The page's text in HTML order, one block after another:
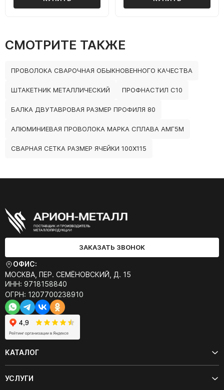
СМОТРИТЕ ТАКЖЕ
ПРОВОЛОКА СВАРОЧНАЯ ОБЫКНОВЕННОГО КАЧЕСТВА
ШТАКЕТНИК МЕТАЛЛИЧЕСКИЙ ПРОФНАСТИЛ С10
БАЛКА ДВУТАВРОВАЯ РАЗМЕР ПРОФИЛЯ 80
АЛЮМИНИЕВАЯ ПРОВОЛОКА МАРКА СПЛАВА АМГ5М
СВАРНАЯ СЕТКА РАЗМЕР ЯЧЕЙКИ 100Х115
ЗАКАЗАТЬ ЗВОНОК
ОФИС:
МОСКВА, ПЕР. СЕМЁНОВСКИЙ, Д. 15
ИНН: 9718158840
ОГРН: 1207700238910
КАТАЛОГ
УСЛУГИ